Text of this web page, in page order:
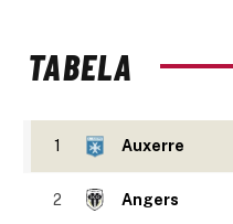
TABELA
1 Auxerre
2 Angers